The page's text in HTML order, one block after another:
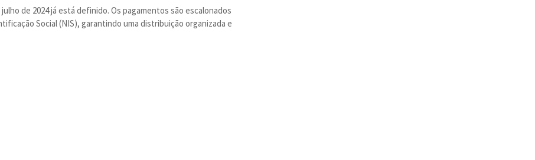
de 2024 já está definido. Os pagamentos são escalonados
Social (NIS), garantindo uma distribuição organizada e